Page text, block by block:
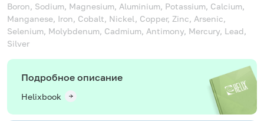
Boron, Sodium, Magnesium, Aluminium, Potassium, Calcium,
Manganese, Iron, Cobalt, Nickel, Copper, Zinc, Arsenic,
Selenium, Molybdenum, Cadmium, Antimony, Mercury, Lead,
Silver
Подробное описание
Helixbook